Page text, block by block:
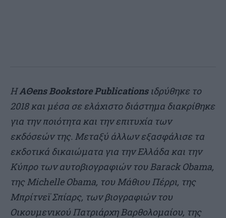
HAΘens Bookstore Publicationsιδρύθηκε το
2018 και μέσα σε ελάχιστο διάστημα διακρίθηκε
για την ποιότητα και την επιτυχία των
εκδόσεών της. Μεταξύ άλλων εξασφάλισε τα
εκδοτικά δικαιώματα για την Ελλάδα και την
Κύπρο των αυτοβιογραφιών του Barack Obama,
της Michelle Οbama, του Μάθιου Πέρρι, της
Μπρίτνεϊ Σπίαρς, των βιογραφιών του
Οικουμενικού Πατριάρχη Βαρθολομαίου, της